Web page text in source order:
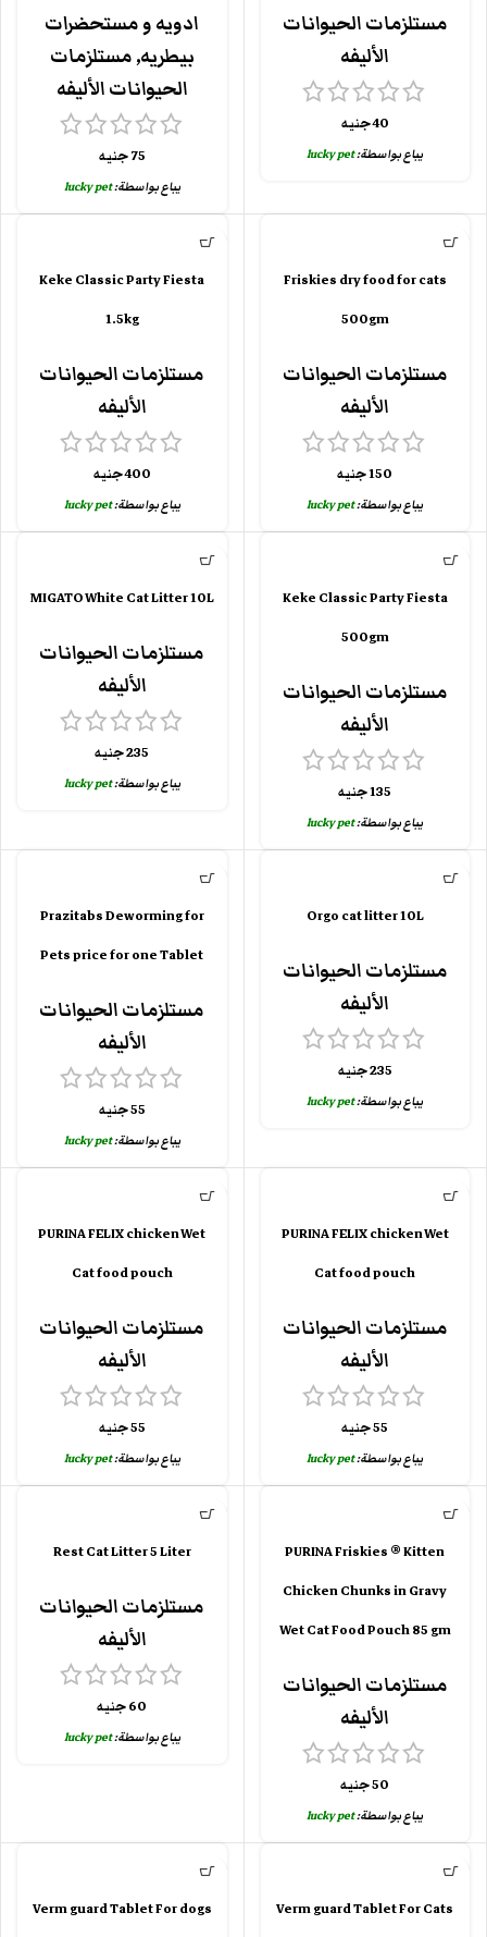
مستلزمات الحيوانات
الأليفه
40جنيه
يباع بواسطة:lucky pet
ادويه و مستحضرات
بيطريه,مستلزمات
الحيوانات الأليفه
75جنيه
يباع بواسطة:lucky pet
Friskies dry food for cats
500gm
مستلزمات الحيوانات
الأليفه
150جنيه
يباع بواسطة:lucky pet
Keke Classic Party Fiesta
1.5kg
مستلزمات الحيوانات
الأليفه
400جنيه
يباع بواسطة:lucky pet
Keke Classic Party Fiesta
500gm
مستلزمات الحيوانات
الأليفه
135جنيه
يباع بواسطة:lucky pet
MIGATO White Cat Litter 10L
مستلزمات الحيوانات
الأليفه
235جنيه
يباع بواسطة:lucky pet
Orgo cat litter 10L
مستلزمات الحيوانات
الأليفه
235جنيه
يباع بواسطة:lucky pet
Prazitabs Deworming for
Pets price for one Tablet
مستلزمات الحيوانات
الأليفه
55جنيه
يباع بواسطة:lucky pet
PURINA FELIX chicken Wet
Cat food pouch
مستلزمات الحيوانات
الأليفه
55جنيه
يباع بواسطة:lucky pet
PURINA FELIX chicken Wet
Cat food pouch
مستلزمات الحيوانات
الأليفه
55جنيه
يباع بواسطة:lucky pet
PURINA Friskies ® Kitten
Chicken Chunks in Gravy
Wet Cat Food Pouch 85 gm
مستلزمات الحيوانات
الأليفه
50جنيه
يباع بواسطة:lucky pet
Rest Cat Litter 5 Liter
مستلزمات الحيوانات
الأليفه
60جنيه
يباع بواسطة:lucky pet
Verm guard Tablet For Cats
Verm guard Tablet For dogs